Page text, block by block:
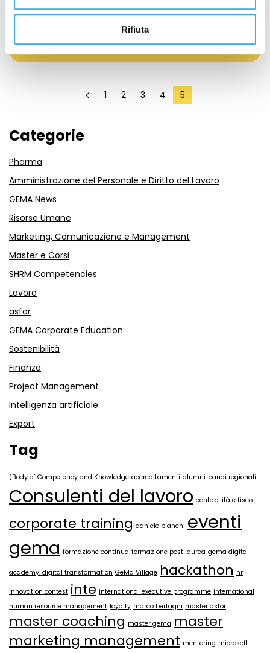
Rifiuta
Marketing, Comunicazione e Management
esperti del settore non hanno che da ripescare, di tanto in
tanto,…
1 2 3 4 5
Categorie
Pharma
Amministrazione del Personale e Diritto del Lavoro
GEMA News
Risorse Umane
Marketing, Comunicazione e Management
Master e Corsi
SHRM Competencies
Lavoro
asfor
GEMA Corporate Education
Sostenibilità
Finanza
Project Management
Intelligenza artificiale
Export
Tag
(Body of Competency and Knowledge accreditamenti alumni bandi regionali
Consulenti del lavoro contabilità e fisco
corporate training daniele bianchi eventi
gema formazione continua formazione post laurea gema digital
academy. digital transformation GeMa Village hackathon hr
innovation contest inte international executive programme international
human resource management loyalty marco bertagni master asfor
master coaching master gema master
marketing management mentoring microsoft